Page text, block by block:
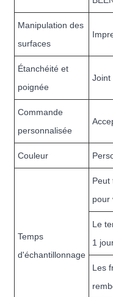
Manipulation des
surfaces
Étanchéité et
poignée
Joint
Commande
personnalisée
Couleur
Temps
d'échantillonnage
Peut
pour
Le
1
Les